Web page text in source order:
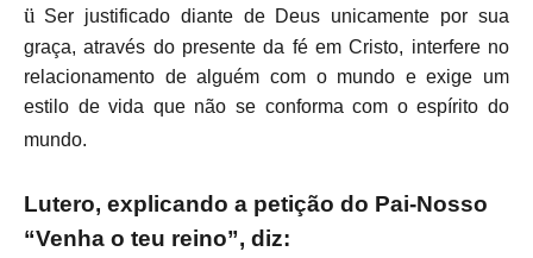
ü Ser justificado diante de Deus unicamente por sua
graça, através do presente da fé em Cristo, interfere no
relacionamento de alguém com o mundo e exige um
estilo de vida que não se conforma com o espírito do
mundo.
Lutero, explicando a petição do Pai-Nosso
“Venha o teu reino”, diz: